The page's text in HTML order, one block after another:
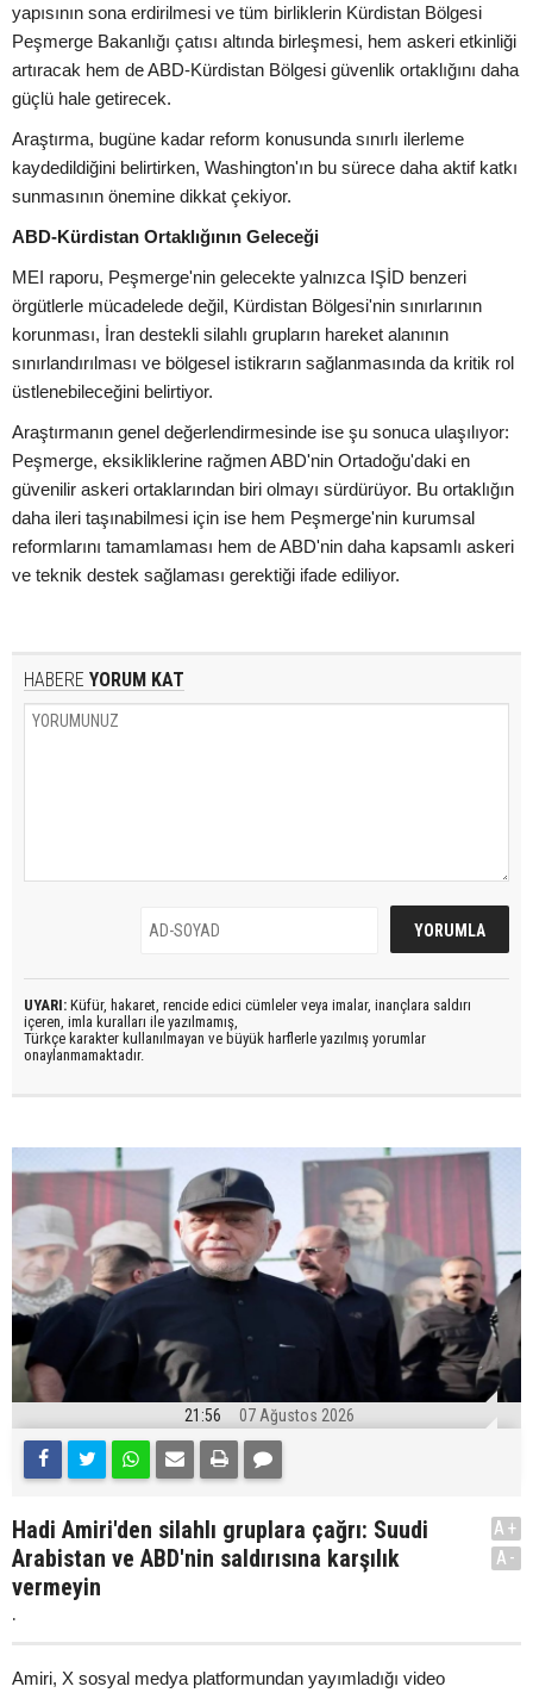
yapısının sona erdirilmesi ve tüm birliklerin Kürdistan Bölgesi
Peşmerge Bakanlığı çatısı altında birleşmesi, hem askeri etkinliği
artıracak hem de ABD-Kürdistan Bölgesi güvenlik ortaklığını daha
güçlü hale getirecek.
Araştırma, bugüne kadar reform konusunda sınırlı ilerleme
kaydedildiğini belirtirken, Washington'ın bu sürece daha aktif katkı
sunmasının önemine dikkat çekiyor.
ABD-Kürdistan Ortaklığının Geleceği
MEI raporu, Peşmerge'nin gelecekte yalnızca IŞİD benzeri
örgütlerle mücadelede değil, Kürdistan Bölgesi'nin sınırlarının
korunması, İran destekli silahlı grupların hareket alanının
sınırlandırılması ve bölgesel istikrarın sağlanmasında da kritik rol
üstlenebileceğini belirtiyor.
Araştırmanın genel değerlendirmesinde ise şu sonuca ulaşılıyor:
Peşmerge, eksikliklerine rağmen ABD'nin Ortadoğu'daki en
güvenilir askeri ortaklarından biri olmayı sürdürüyor. Bu ortaklığın
daha ileri taşınabilmesi için ise hem Peşmerge'nin kurumsal
reformlarını tamamlaması hem de ABD'nin daha kapsamlı askeri
ve teknik destek sağlaması gerektiği ifade ediliyor.
HABERE YORUM KAT
UYARI: Küfür, hakaret, rencide edici cümleler veya imalar, inançlara saldırı
içeren, imla kuralları ile yazılmamış,
Türkçe karakter kullanılmayan ve büyük harflerle yazılmış yorumlar
onaylanmamaktadır.
21:56 07 Ağustos 2026
Hadi Amiri'den silahlı gruplara çağrı: Suudi
Arabistan ve ABD'nin saldırısına karşılık
vermeyin
.
A+
A-
Amiri, X sosyal medya platformundan yayımladığı video